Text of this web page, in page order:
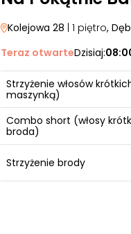
Kolejowa 28 | 1 piętro,
Teraz otwarteDzisiaj:
Strzyżenie włosów
maszynką)
Combo short (włosy
broda)
Strzyżenie brody